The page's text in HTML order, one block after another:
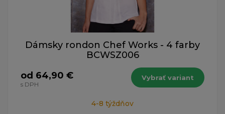
Dámsky rondon Chef Works - 4 farby
BCWSZ006
od 64,90 €
s DPH
Vybrať variant
4-8 týždňov